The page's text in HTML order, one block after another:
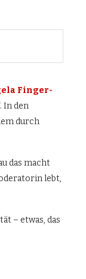
Finger-
In den
durch
das macht
lebt,
– etwas, das